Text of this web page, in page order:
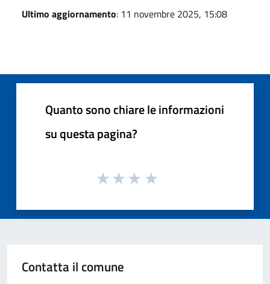
Ultimo aggiornamento: 11 novembre 2025, 15:08
Quanto sono chiare le informazioni
su questa pagina?
Contatta il comune